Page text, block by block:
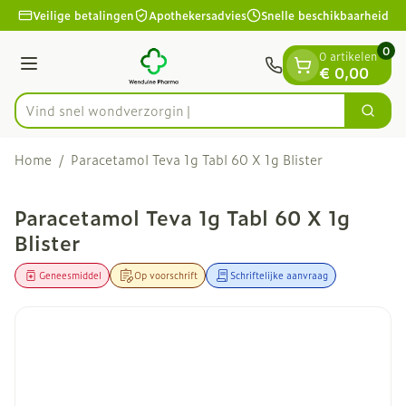
Ga naar de inhoud
1 van 1
Veilige betalingen Apothekersadvies Snelle beschikbaarheid
Menu
Product, merk, categorie...
Vind snel won Zoek
0 artikelen
€ 0,00
0
Home / Paracetamol Teva 1g Tabl 60 X 1g Blister
Paracetamol Teva 1g Tabl 60 X 1g
Blister
Op voorschrift
Geneesmiddel Schriftelijke aanvraag